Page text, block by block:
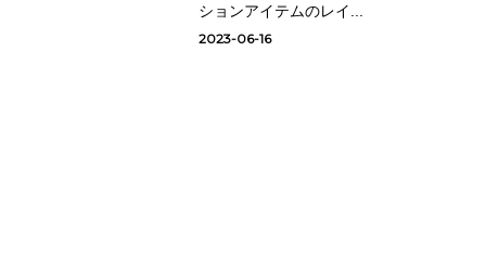
ションアイテムのレイ...
2023-06-16